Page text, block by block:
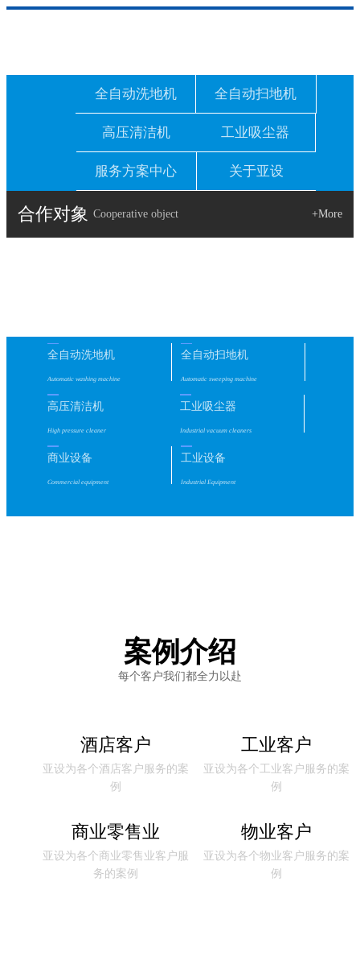
全自动洗地机 全自动扫地机
高压清洁机 工业吸尘器
服务方案中心 关于亚设
合作对象 Cooperative object +More
全自动洗地机
Automatic washing machine
全自动扫地机
Automatic sweeping machine
高压清洁机
High pressure cleaner
工业吸尘器
Industrial vacuum cleaners
商业设备
Commercial equipment
工业设备
Industrial Equipment
案例介绍
每个客户我们都全力以赴
酒店客户
亚设为各个酒店客户服务的案
例
工业客户
亚设为各个工业客户服务的案
例
商业零售业
亚设为各个商业零售业客户服
务的案例
物业客户
亚设为各个物业客户服务的案
例